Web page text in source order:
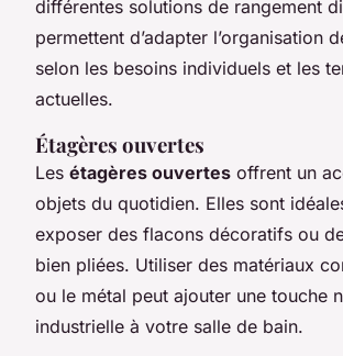
différentes solutions de rangement
permettent d’adapter l’organisation
selon les besoins individuels et les
actuelles.
Étagères ouvertes
Les étagères ouvertes offrent un
objets du quotidien. Elles sont
exposer des flacons décoratifs ou
bien pliées. Utiliser des matériaux
ou le métal peut ajouter une touche
industrielle à votre salle de bain.